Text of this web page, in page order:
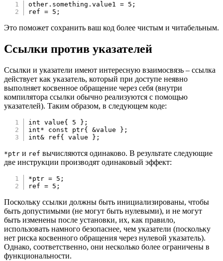
other . something .value1 = 5 ;
ref = 5 ;
Это поможет сохранить ваш код более чистым и читабельным.
Ссылки против указателей
Ссылки и указатели имеют интересную взаимосвязь – ссылка
действует как указатель, который при доступе неявно
выполняет косвенное обращение через себя (внутри
компилятора ссылки обычно реализуются с помощью
указателей). Таким образом, в следующем коде:
int value{ 5 } ;
int* const ptr{ &value } ;
int& ref{ value } ;
*ptr и ref вычисляются одинаково. В результате следующие
две инструкции производят одинаковый эффект:
*ptr = 5 ;
ref = 5 ;
Поскольку ссылки должны быть инициализированы, чтобы
быть допустимыми (не могут быть нулевыми), и не могут
быть изменены после установки, их, как правило,
использовать намного безопаснее, чем указатели (поскольку
нет риска косвенного обращения через нулевой указатель).
Однако, соответственно, они несколько более ограничены в
функциональности.